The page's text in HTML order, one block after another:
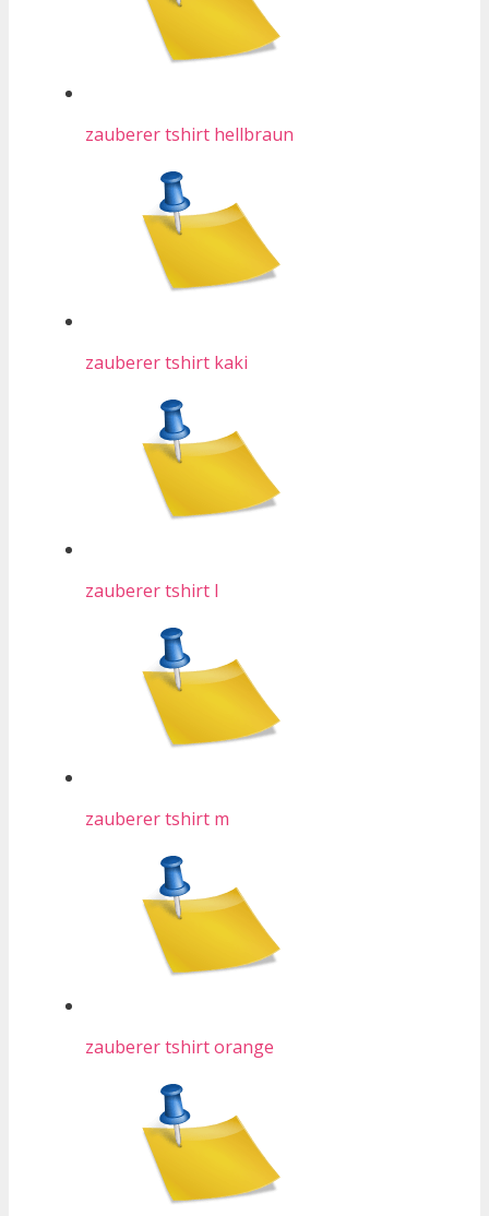
zauberer tshirt hellbraun
zauberer tshirt kaki
zauberer tshirt l
zauberer tshirt m
zauberer tshirt orange